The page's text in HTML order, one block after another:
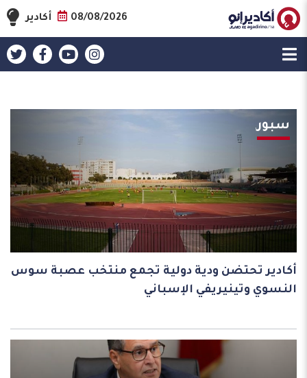
08/08/2026 أكادير
سبور,
أكادير تحتضن ودية دولية تجمع منتخب عصبة سوس
النسوي وتينيريفي الإسباني